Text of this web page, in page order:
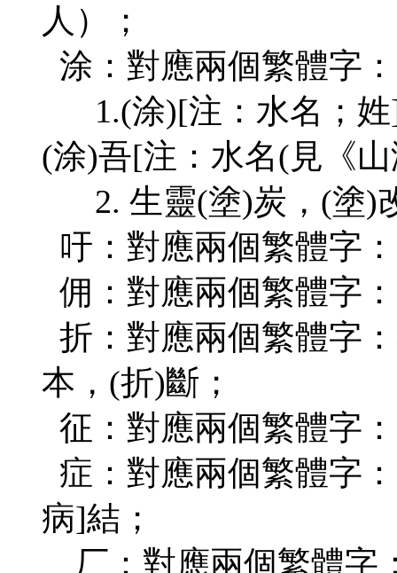
人）；
涂：對應兩個繁體字：
1.(涂)[注：水名；姓
(涂)吾[注：水名(見《
2. 生靈(塗)炭，(塗)
吁：對應兩個繁體字
佣：對應兩個繁體字
折：對應兩個繁體字
本，(折)斷；
征：對應兩個繁體字
症：對應兩個繁體字
病]結；
厂：對應兩個繁體字